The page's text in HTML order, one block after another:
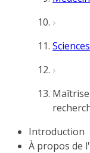
Introduction
À propos de